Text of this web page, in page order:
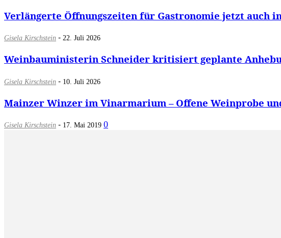
Verlängerte Öffnungszeiten für Gastronomie jetzt auch
Gisela Kirschstein - 22. Juli 2026
Weinbauministerin Schneider kritisiert geplante
Gisela Kirschstein - 10. Juli 2026
Mainzer Winzer im Vinarmarium – Offene Weinprobe
Gisela Kirschstein - 17. Mai 2019 0